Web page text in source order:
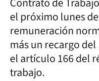
el próximo lunes
remuneración
más un recargo
el artículo 166 del
trabajo.